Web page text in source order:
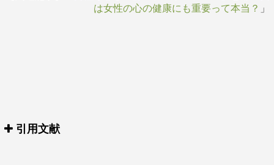
は女性の心の健康にも重要って本当？ 」
引用文献